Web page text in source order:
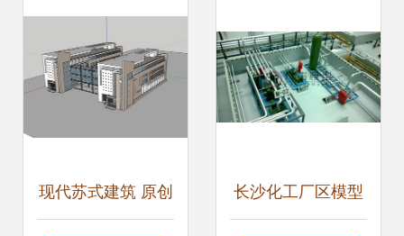
现代苏式建筑 原创 长沙化工厂区模型